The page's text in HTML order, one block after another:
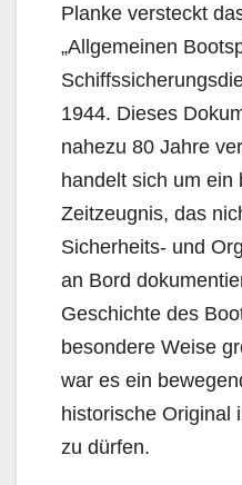
Planke versteckt
„Allgemeinen
1944. Dieses
nahezu 80 Jahre
handelt sich um ein
Zeitzeugnis, das
Sicherheits- und
an Bord
Geschichte des
besondere Weise
war es ein
historische Original
zu dürfen.